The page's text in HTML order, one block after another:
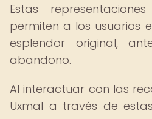
Estas
permiten a los usuarios
esplendor original,
abandono.
Al interactuar con las
Uxmal a través de